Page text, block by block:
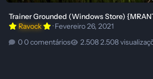
Trainer Grounded (Windows Store)
Ravock
·Fevereiro 26, 2021
0 comentários
2.508